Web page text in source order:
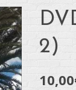
2)
10,00